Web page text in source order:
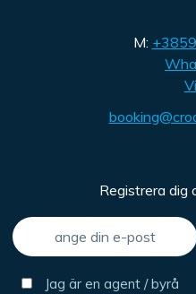
M:
Registrera dig
Jag är en agent / byrå